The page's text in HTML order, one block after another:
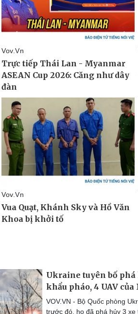
Ukraine tuyên bố phá
khẩu pháo, 4 UAV của
VOV.VN - Bộ Quốc phòng
trước đó, họ đã phá hủy 3